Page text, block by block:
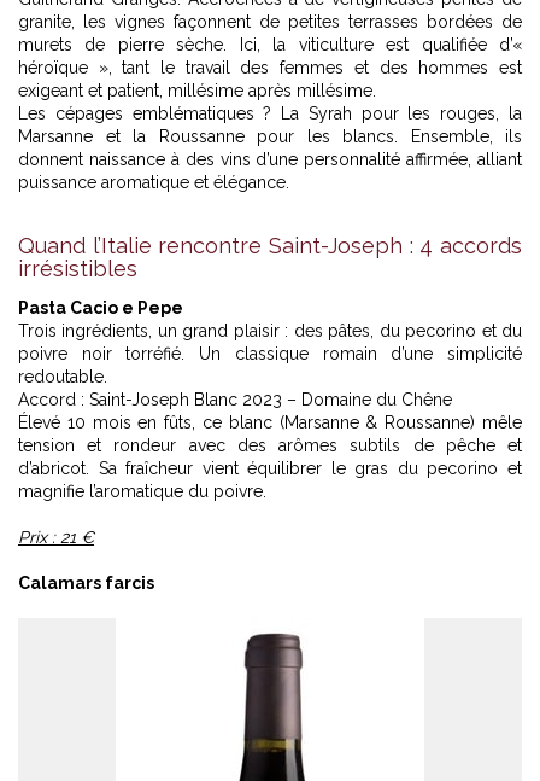
granite, les vignes façonnent de petites terrasses bordées de
murets de pierre sèche. Ici, la viticulture est qualifiée d’«
héroïque », tant le travail des femmes et des hommes est
exigeant et patient, millésime après millésime.
Les cépages emblématiques ? La Syrah pour les rouges, la
Marsanne et la Roussanne pour les blancs. Ensemble, ils
donnent naissance à des vins d’une personnalité affirmée, alliant
puissance aromatique et élégance.
Quand l’Italie rencontre Saint-Joseph : 4 accords
irrésistibles
Pasta Cacio e Pepe
Trois ingrédients, un grand plaisir : des pâtes, du pecorino et du
poivre noir torréfié. Un classique romain d’une simplicité
redoutable.
Accord : Saint-Joseph Blanc 2023 – Domaine du Chêne
Élevé 10 mois en fûts, ce blanc (Marsanne & Roussanne) mêle
tension et rondeur avec des arômes subtils de pêche et
d’abricot. Sa fraîcheur vient équilibrer le gras du pecorino et
magnifie l’aromatique du poivre.
Prix : 21 €
Calamars farcis